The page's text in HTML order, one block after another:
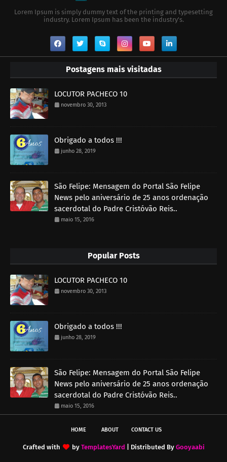
Lorem Ipsum is simply dummy text of the printing and typesetting
industry. Lorem Ipsum has been the industry's.
Postagens mais visitadas
LOCUTOR PACHECO 10
novembro 30, 2013
Obrigado a todos !!!
junho 28, 2019
São Felipe: Mensagem do Portal São Felipe
News pelo aniversário de 25 anos ordenação
sacerdotal do Padre Cristóvão Reis..
maio 15, 2016
Popular Posts
LOCUTOR PACHECO 10
novembro 30, 2013
Obrigado a todos !!!
junho 28, 2019
São Felipe: Mensagem do Portal São Felipe
News pelo aniversário de 25 anos ordenação
sacerdotal do Padre Cristóvão Reis..
maio 15, 2016
HOME ABOUT CONTACT US
Crafted with by TemplatesYard | Distributed By Gooyaabi